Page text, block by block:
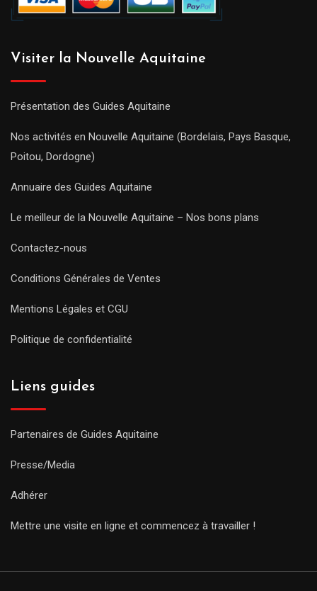
Visiter la Nouvelle Aquitaine
Présentation des Guides Aquitaine
Nos activités en Nouvelle Aquitaine (Bordelais, Pays Basque,
Poitou, Dordogne)
Annuaire des Guides Aquitaine
Le meilleur de la Nouvelle Aquitaine – Nos bons plans
Contactez-nous
Conditions Générales de Ventes
Mentions Légales et CGU
Politique de confidentialité
Liens guides
Partenaires de Guides Aquitaine
Presse/Media
Adhérer
Mettre une visite en ligne et commencez à travailler !